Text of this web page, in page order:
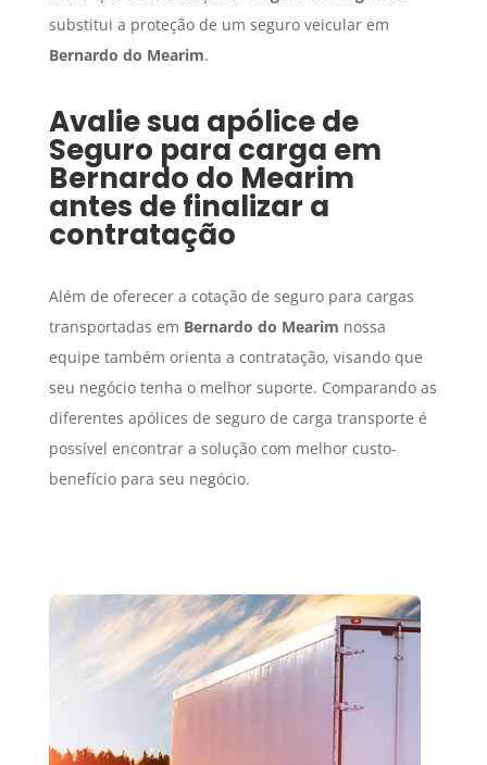
substitui a proteção de um seguro veicular em
Bernardo do Mearim.
Avalie sua apólice de
Seguro para carga em
Bernardo do Mearim
antes de finalizar a
contratação
Além de oferecer a cotação de seguro para cargas
transportadas em Bernardo do Mearim nossa
equipe também orienta a contratação, visando que
seu negócio tenha o melhor suporte. Comparando as
diferentes apólices de seguro de carga transporte é
possível encontrar a solução com melhor custo-
benefício para seu negócio.